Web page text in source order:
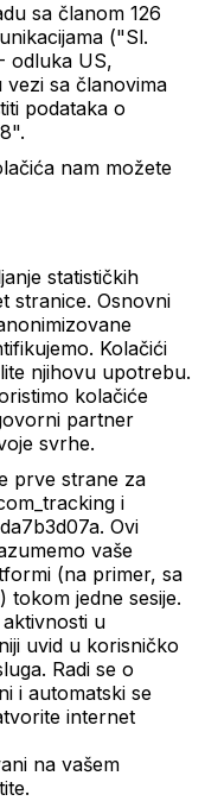
sa članom 126
("Sl.
odluka US,
sa članovima
podataka o
nam možete
statističkih
stranice. Osnovni
Kolačići
njihovu upotrebu.
kolačiće
partner
svrhe.
prve strane za
i
Ovi
vaše
(na primer, sa
jedne sesije.
u
uvid u korisničko
Radi se o
i automatski se
internet
na vašem